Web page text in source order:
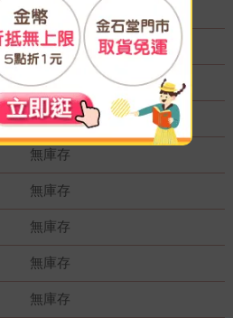
無庫存
無庫存
無庫存
無庫存
無庫存
無庫存
無庫存
無庫存
無庫存